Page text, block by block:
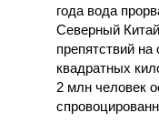
года вода
Северный
препятствий
квадратных
2 млн человек